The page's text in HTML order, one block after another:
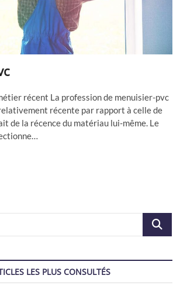
récent La profession de menuisier-pvc
récente par rapport à celle de
de la récence du matériau lui-même. Le
LES PLUS CONSULTÉS